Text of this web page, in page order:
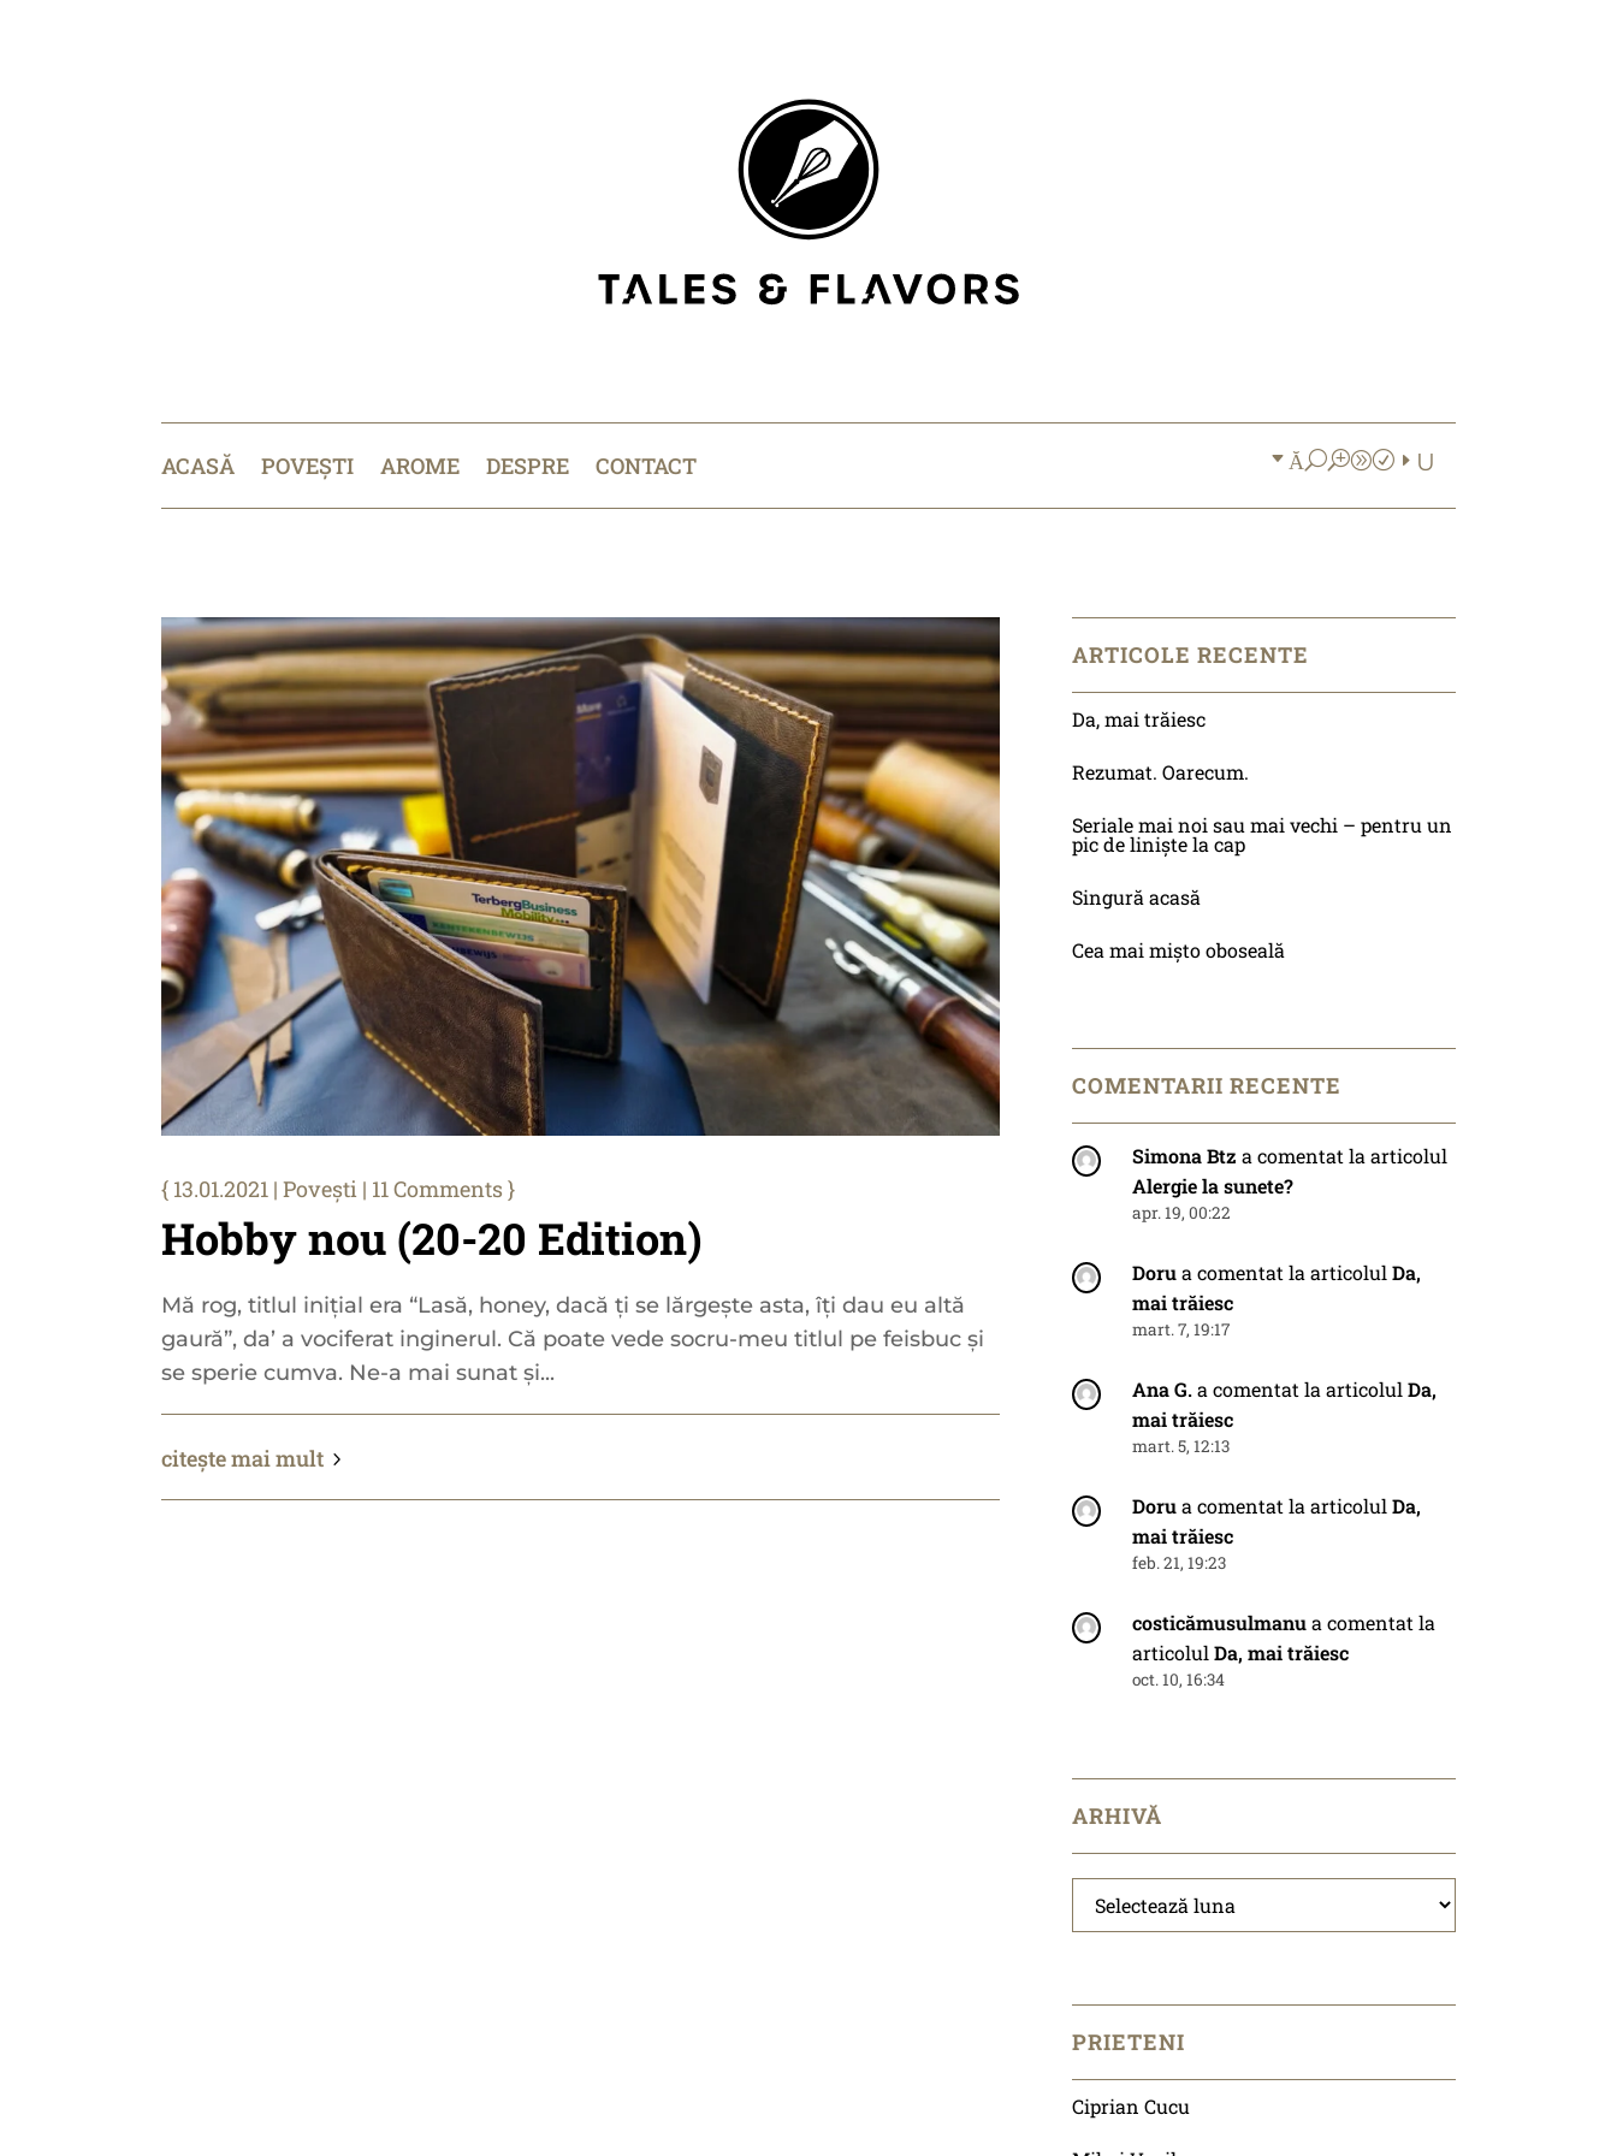
ACASĂ POVEȘTI AROME DESPRE CONTACT
Hobby nou (20-20 Edition)
13.01.2021 |Povești | 11 Comments
Mă rog, titlul inițial era “Lasă, honey, dacă ți se lărgește asta, îți dau eu altă
gaură”, da’ a vociferat inginerul. Că poate vede socru-meu titlul pe feisbuc și
se sperie cumva. Ne-a mai sunat și...
citește mai mult
ARTICOLE RECENTE
Da, mai trăiesc
Rezumat. Oarecum.
Seriale mai noi sau mai vechi – pentru un
pic de liniște la cap
Singură acasă
Cea mai mișto oboseală
COMENTARII RECENTE
Simona Btz a comentat la articolul
Alergie la sunete?
apr. 19, 00:22
Dorua comentat la articolulDa,
mai trăiesc
mart. 7, 19:17
Ana G.a comentat la articolulDa,
mai trăiesc
mart. 5, 12:13
Dorua comentat la articolulDa,
mai trăiesc
feb. 21, 19:23
costicămusulmanua comentat la
articolulDa, mai trăiesc
oct. 10, 16:34
ARHIVĂ
Arhivă
PRIETENI
Ciprian Cucu